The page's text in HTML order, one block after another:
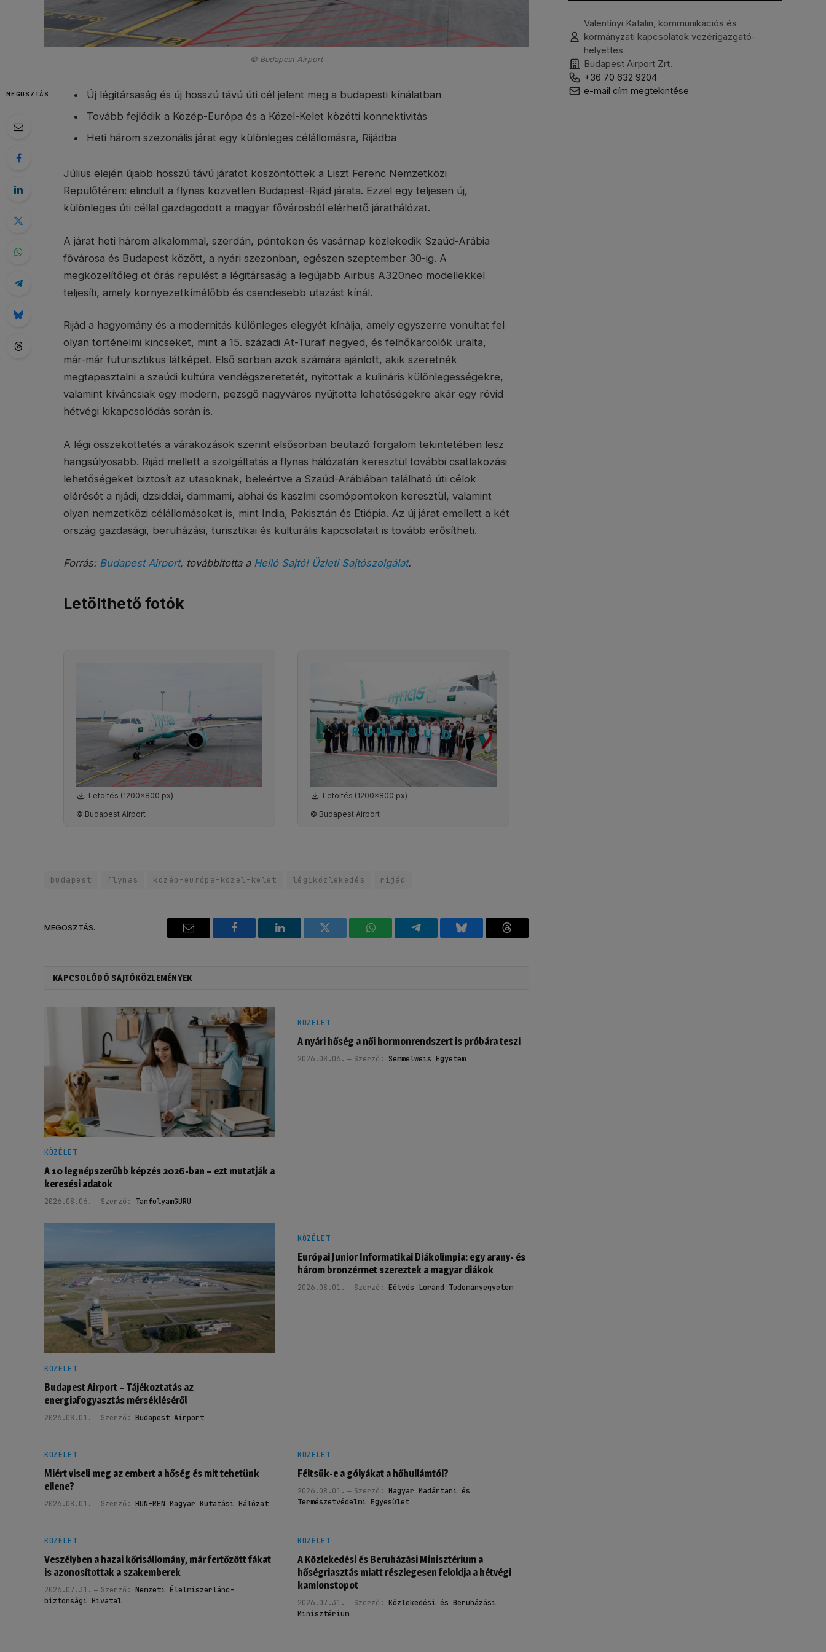
© Budapest Airport
MEGOSZTÁS
Új légitársaság és új hosszú távú úti cél jelent meg a budapesti kínálatban
Tovább fejlődik a Közép-Európa és a Közel-Kelet közötti konnektivitás
Heti három szezonális járat egy különleges célállomásra, Rijádba
Július elején újabb hosszú távú járatot köszöntöttek a Liszt Ferenc Nemzetközi
Repülőtéren: elindult a flynas közvetlen Budapest-Rijád járata. Ezzel egy teljesen új,
különleges úti céllal gazdagodott a magyar fővárosból elérhető járathálózat.
A járat heti három alkalommal, szerdán, pénteken és vasárnap közlekedik Szaúd-Arábia
fővárosa és Budapest között, a nyári szezonban, egészen szeptember 30-ig. A
megközelítőleg öt órás repülést a légitársaság a legújabb Airbus A320neo modellekkel
teljesíti, amely környezetkímélőbb és csendesebb utazást kínál.
Rijád a hagyomány és a modernitás különleges elegyét kínálja, amely egyszerre vonultat fel
olyan történelmi kincseket, mint a 15. századi At-Turaif negyed, és felhőkarcolók uralta,
már-már futurisztikus látképet. Első sorban azok számára ajánlott, akik szeretnék
megtapasztalni a szaúdi kultúra vendégszeretetét, nyitottak a kulináris különlegességekre,
valamint kíváncsiak egy modern, pezsgő nagyváros nyújtotta lehetőségekre akár egy rövid
hétvégi kikapcsolódás során is.
A légi összeköttetés a várakozások szerint elsősorban beutazó forgalom tekintetében lesz
hangsúlyosabb. Rijád mellett a szolgáltatás a flynas hálózatán keresztül további csatlakozási
lehetőségeket biztosít az utasoknak, beleértve a Szaúd-Arábiában található úti célok
elérését a rijádi, dzsiddai, dammami, abhai és kaszími csomópontokon keresztül, valamint
olyan nemzetközi célállomásokat is, mint India, Pakisztán és Etiópia. Az új járat emellett a két
ország gazdasági, beruházási, turisztikai és kulturális kapcsolatait is tovább erősítheti.
Forrás: Budapest Airport, továbbította a Helló Sajtó! Üzleti Sajtószolgálat.
Letölthető fotók
Letöltés (1200x800 px)
© Budapest Airport
Letöltés (1200x800 px)
© Budapest Airport
budapest flynas közép-európa-közel-kelet légiközlekedés rijád
MEGOSZTÁS.
Email Facebook LinkedIn Twitter WhatsAppTelegram Bluesky Threads
KAPCSOLÓDÓ SAJTÓKÖZLEMÉNYEK
KÖZÉLET
A 10 legnépszerűbb képzés 2026-ban – ezt mutatják a
keresési adatok
2026.08.06. Szerző: TanfolyamGURU
KÖZÉLET
A nyári hőség a női hormonrendszert is próbára teszi
2026.08.06. Szerző: Semmelweis Egyetem
KÖZÉLET
Budapest Airport – Tájékoztatás az
energiafogyasztás mérsékléséről
2026.08.01. Szerző: Budapest Airport
KÖZÉLET
Európai Junior Informatikai Diákolimpia: egy arany- és
három bronzérmet szereztek a magyar diákok
2026.08.01. Szerző: Eötvös Loránd Tudományegyetem
KÖZÉLET
Miért viseli meg az embert a hőség és mit tehetünk
ellene?
2026.08.01. Szerző: HUN-REN Magyar Kutatási Hálózat
KÖZÉLET
Féltsük-e a gólyákat a hőhullámtól?
2026.08.01. Szerző: Magyar Madártani és
Természetvédelmi Egyesület
KÖZÉLET
Veszélyben a hazai kőrisállomány, már fertőzött fákat
is azonosítottak a szakemberek
2026.07.31. Szerző: Nemzeti Élelmiszerlánc-
biztonsági Hivatal
KÖZÉLET
A Közlekedési és Beruházási Minisztérium a
hőségriasztás miatt részlegesen feloldja a hétvégi
kamionstopot
2026.07.31. Szerző: Közlekedési és Beruházási
Minisztérium
Valentínyi Katalin, kommunikációs és
kormányzati kapcsolatok vezérigazgató-
helyettes
Budapest Airport Zrt.
+36 70 632 9204
e-mail cím megtekintése